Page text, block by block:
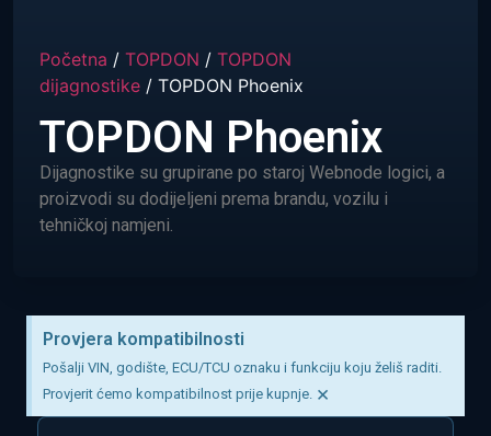
Početna / TOPDON / TOPDON
dijagnostike / TOPDON Phoenix
TOPDON Phoenix
Dijagnostike su grupirane po staroj Webnode logici, a
proizvodi su dodijeljeni prema brandu, vozilu i
tehničkoj namjeni.
Provjera kompatibilnosti
Pošalji VIN, godište, ECU/TCU oznaku i funkciju koju želiš raditi.
Provjerit ćemo kompatibilnost prije kupnje. ×